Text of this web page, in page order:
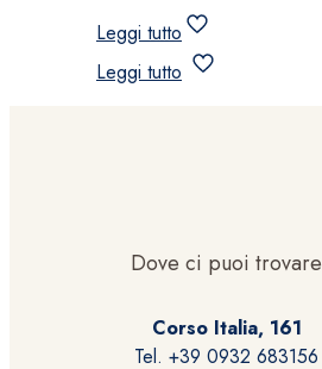
Leggi tutto
Leggi tutto
Dove ci puoi trovare
Corso Italia, 161
Tel. +39 0932 683156